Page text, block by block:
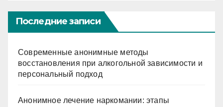
Последние записи
Современные анонимные методы
восстановления при алкогольной зависимости и
персональный подход
Анонимное лечение наркомании: этапы